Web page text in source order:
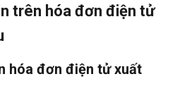
trên hóa đơn điện tử
hóa đơn điện tử xuất